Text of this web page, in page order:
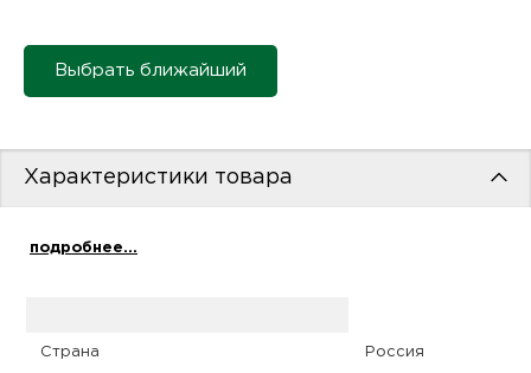
Выбрать ближайший
Характеристики товара
подробнее...
Страна Россия